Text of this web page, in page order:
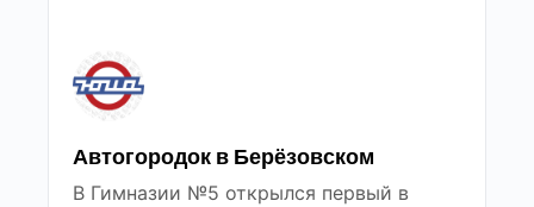
Автогородок в Берёзовском
В Гимназии №5 открылся первый в